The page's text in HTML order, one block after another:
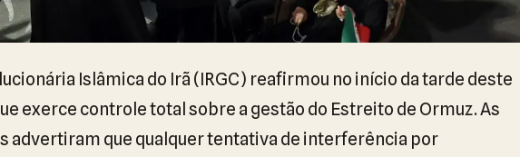
Islâmica do Irã (IRGC) reafirmou no início da tarde deste
exerce controle total sobre a gestão do Estreito de Ormuz. As
advertiram que qualquer tentativa de interferência por